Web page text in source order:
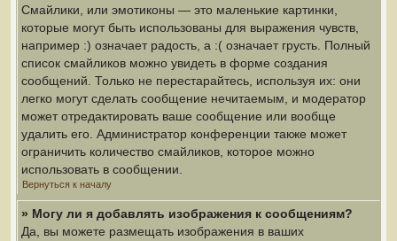
Смайлики, или эмотиконы — это маленькие картинки,
которые могут быть использованы для выражения чувств,
например :) означает радость, а :( означает грусть. Полный
список смайликов можно увидеть в форме создания
сообщений. Только не перестарайтесь, используя их: они
легко могут сделать сообщение нечитаемым, и модератор
может отредактировать ваше сообщение или вообще
удалить его. Администратор конференции также может
ограничить количество смайликов, которое можно
использовать в сообщении.
Вернуться к началу
» Могу ли я добавлять изображения к сообщениям?
Да, вы можете размещать изображения в ваших